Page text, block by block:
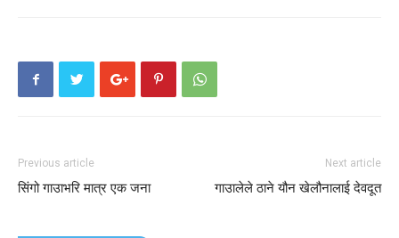
Previous article
सिंगो गाउाभरि मात्र एक जना
Next article
गाउालेले ठाने यौन खेलौनालाई देवदूत